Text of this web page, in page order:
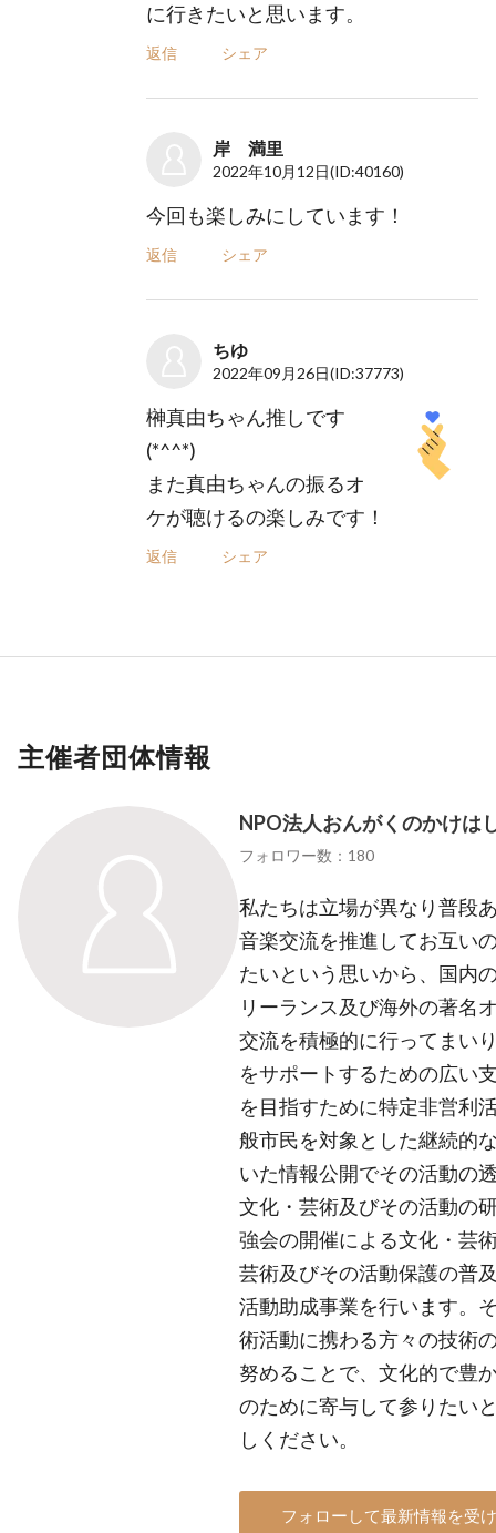
に行きたいと思います。
返信 シェア
岸 満里
2022年10月12日(ID:40160)
今回も楽しみにしています！
返信 シェア
ちゆ
2022年09月26日(ID:37773)
榊真由ちゃん推しです
(*^^*)
また真由ちゃんの振るオ
ケが聴けるの楽しみです！
返信 シェア
主催者団体情報
NPO法人おんがくのかけは
フォロワー数：180
私たちは立場が異なり普段
音楽交流を推進してお互い
たいという思いから、国内
リーランス及び海外の著名
交流を積極的に行ってまい
をサポートするための広い
を目指すために特定非営利
般市民を対象とした継続的
いた情報公開でその活動の
文化・芸術及びその活動の
強会の開催による文化・芸
芸術及びその活動保護の普
活動助成事業を行います。
術活動に携わる方々の技術
努めることで、文化的で豊
のために寄与して参りたい
しください。
フォローして最新情報を受